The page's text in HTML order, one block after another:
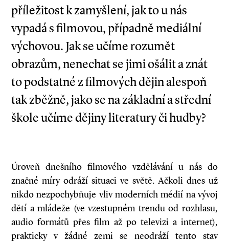
příležitost k zamyšlení, jak to u nás
vypadá s filmovou, případně mediální
výchovou. Jak se učíme rozumět
obrazům, nenechat se jimi ošálit a znát
to podstatné z filmových dějin alespoň
tak zběžně, jako se na základní a střední
škole učíme dějiny literatury či hudby?
Úroveň dnešního filmového vzdělávání u nás do
značné míry odráží situaci ve světě. Ačkoli dnes už
nikdo nezpochybňuje vliv moderních médií na vývoj
dětí a mládeže (ve vzestupném trendu od rozhlasu,
audio formátů přes film až po televizi a internet),
prakticky v žádné zemi se neodráží tento stav